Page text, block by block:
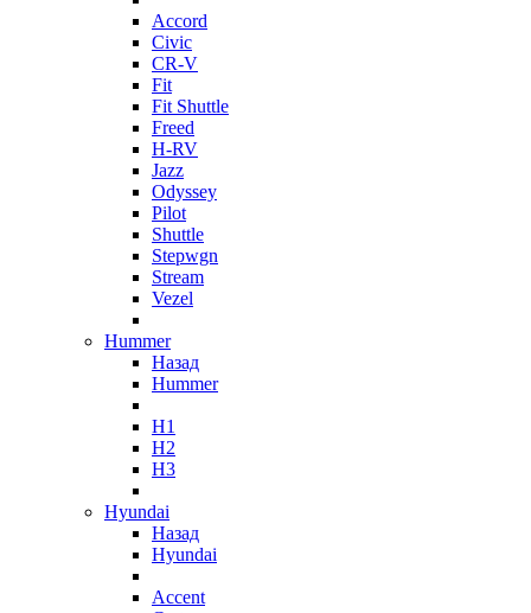
Accord
Civic
CR-V
Fit
Fit Shuttle
Freed
H-RV
Jazz
Odyssey
Pilot
Shuttle
Stepwgn
Stream
Vezel
Hummer
Назад
Hummer
H1
H2
H3
Hyundai
Назад
Hyundai
Accent